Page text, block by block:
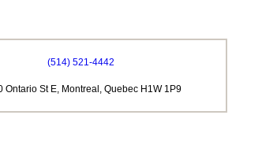
(514) 521-4442
Ontario St E, Montreal, Quebec H1W 1P9